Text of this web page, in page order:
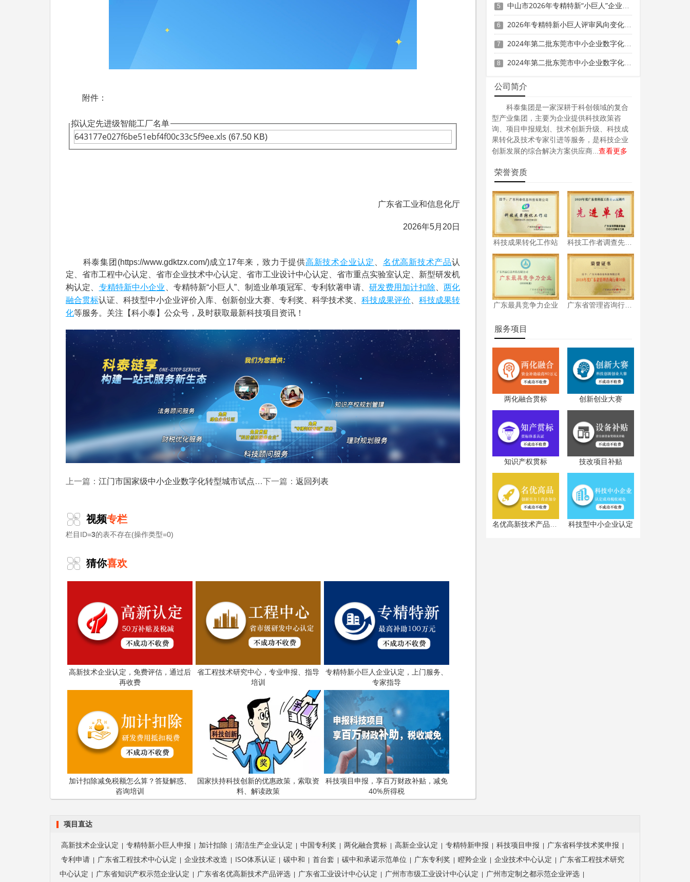
附件：
拟认定先进级智能工厂名单
643177e027f6be51ebf4f00c33c5f9ee.xls (67.50 KB)
广东省工业和信息化厅
2026年5月20日
科泰集团(https://www.gdktzx.com/)成立17年来，致力于提供高新技术企业认定 名优高新技术产品认
定、省市工程中心认定、省市企业技术中心认定、省市工业设计中心认定、省市重点实验室认定、新型研发机
构认定、 专精特新中小企业 、专精特新“小巨人”、制造业单项冠军、专利软著申请、 研发费用加计扣除
两化
融合贯标认证、科技型中小企业评价入库、创新创业大赛、专利奖、科学技术奖、 科技成果评价
科技成果转
化等服务。关注【科小泰】公众号，及时获取最新科技项目资讯！
上一篇： 江门市国家级中小企业数字化转型城市试点数字化产品清单（更新至第八批）公布 下一篇： 返回列表
视频专栏
栏目ID=3的表不存在(操作类型=0)
猜你喜欢
高新技术企业认定，免费评估，通过后
再收费
省工程技术研究中心，专业申报、指导
培训
专精特新小巨人企业认定，上门服务、
专家指导
加计扣除减免税额怎么算？答疑解惑、
咨询培训
国家扶持科技创新的优惠政策，索取资
料、解读政策
科技项目申报，享百万财政补贴，减免
40%所得税
5 中山市2026年专精特新“小巨人”企业奖补资金项目拟入库计划的公示
6 2026年专精特新小巨人评审风向变化：从"重数量"到"重质量"的核心指标解读
7 2024年第二批东莞市中小企业数字化转型城市试点专项资金两化融合管理体系贯标项目资助计划
8 2024年第二批东莞市中小企业数字化转型城市试点专项资金两化融合管理体系贯标项目拟资助企业名单的公示
公司简介
科泰集团是一家深耕于科创领域的复合
型产业集团，主要为企业提供科技政策咨
询、项目申报规划、技术创新升级、科技成
果转化及技术专家引进等服务，是科技企业
创新发展的综合解决方案供应商... 查看更多
荣誉资质
科技成果转化工作站
广东最具竞争力企业
服务项目
两化融合贯标 创新创业大赛
知识产权贯标 技改项目补贴
科技型中小企业认定
项目直达
高新技术企业认定 专精特新小巨人申报 加计扣除 清洁生产企业认定 中国专利奖 两化融合贯标 高新企业认定 专精特新申报 科技项目申报 广东省科学技术奖申报
专利申请 广东省工程技术中心认定 企业技术改造 ISO体系认证 碳中和 首台套 碳中和承诺示范单位 广东专利奖 瞪羚企业 企业技术中心认定
广东省工程技术研究
中心认定
广东省知识产权示范企业认定 广东省名优高新技术产品评选 广东省工业设计中心认定 广州市市级工业设计中心认定 广州市定制之都示范企业评选